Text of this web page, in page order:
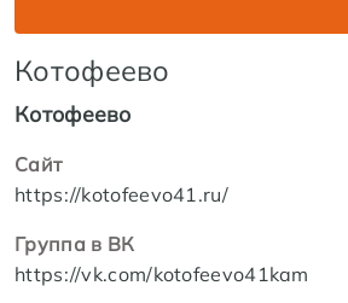
Котофеево
Котофеево
Сайт
https://kotofeevo41.ru/
Группа в ВК
https://vk.com/kotofeevo41kam